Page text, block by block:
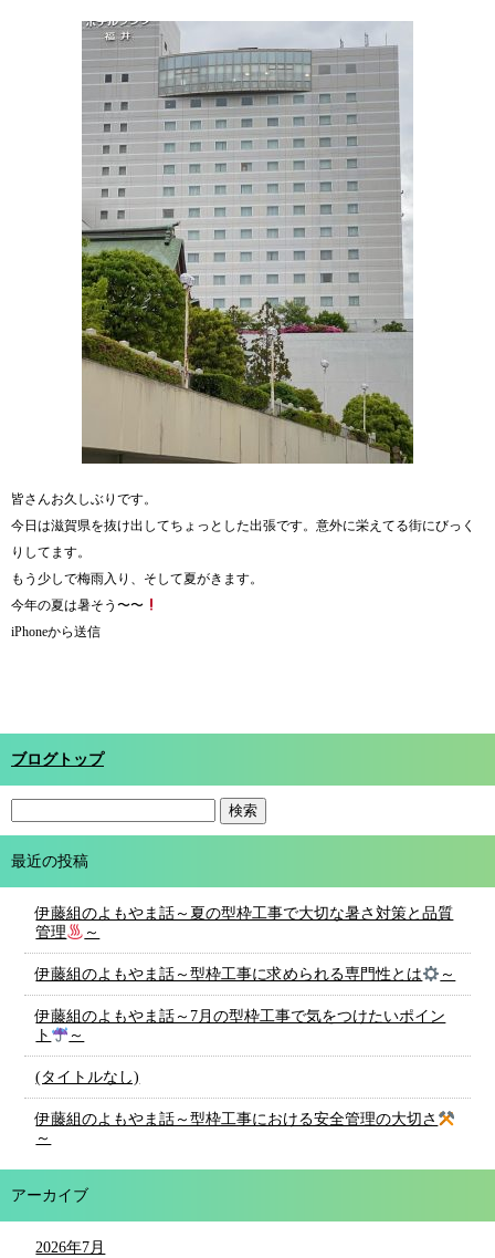
皆さんお久しぶりです。
今日は滋賀県を抜け出してちょっとした出張です。意外に栄えてる街にびっく
りしてます。
もう少しで梅雨入り、そして夏がきます。
今年の夏は暑そう〜〜
iPhoneから送信
ブログトップ
最近の投稿
伊藤組のよもやま話～夏の型枠工事で大切な暑さ対策と品質
管理
～
伊藤組のよもやま話～型枠工事に求められる専門性とは ～
伊藤組のよもやま話～7月の型枠工事で気をつけたいポイン
ト
～
(タイトルなし)
伊藤組のよもやま話～型枠工事における安全管理の大切さ
～
アーカイブ
2026年7月